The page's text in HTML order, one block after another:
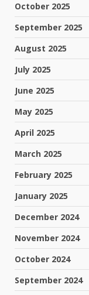
October 2025
September 2025
August 2025
July 2025
June 2025
May 2025
April 2025
March 2025
February 2025
January 2025
December 2024
November 2024
October 2024
September 2024